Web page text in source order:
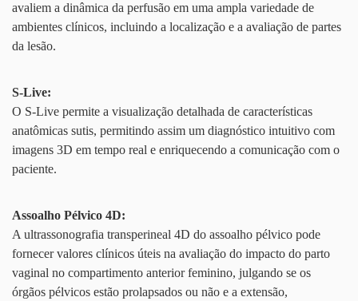
avaliem a dinâmica da perfusão em uma ampla variedade de
ambientes clínicos, incluindo a localização e a avaliação de partes
da lesão.
S-Live:
O S-Live permite a visualização detalhada de características
anatômicas sutis, permitindo assim um diagnóstico intuitivo com
imagens 3D em tempo real e enriquecendo a comunicação com o
paciente.
Assoalho Pélvico 4D:
A ultrassonografia transperineal 4D do assoalho pélvico pode
fornecer valores clínicos úteis na avaliação do impacto do parto
vaginal no compartimento anterior feminino, julgando se os
órgãos pélvicos estão prolapsados ou não e a extensão,